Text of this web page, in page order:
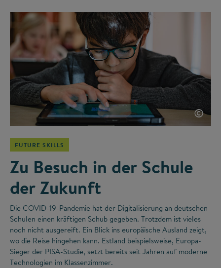
©
FUTURE SKILLS
Zu Besuch in der Schule
der Zukunft
Die COVID-19-Pandemie hat der Digitalisierung an deutschen
Schulen einen kräftigen Schub gegeben. Trotzdem ist vieles
noch nicht ausgereift. Ein Blick ins europäische Ausland zeigt,
wo die Reise hingehen kann. Estland beispielsweise, Europa-
Sieger der PISA-Studie, setzt bereits seit Jahren auf moderne
Technologien im Klassenzimmer.